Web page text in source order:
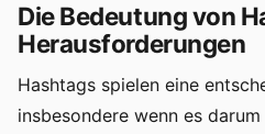
Die Bedeutung von
Herausforderungen
Hashtags spielen eine
insbesondere wenn es